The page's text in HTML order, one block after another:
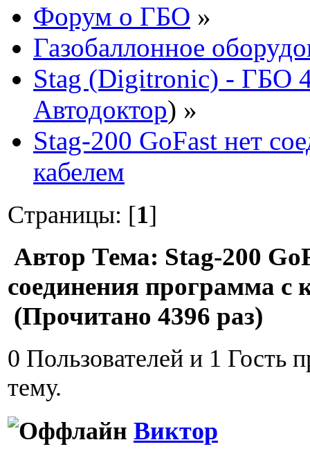
Форум о ГБО »
Газобаллонное
Stag (Digitronic) - ГБО
Автодоктор) »
Stag-200 GoFast нет
кабелем
Страницы: [1]
Автор Тема: Stag-200
соединения программа с
(Прочитано 4396 раз)
0 Пользователей и 1 Гость
тему.
Виктор